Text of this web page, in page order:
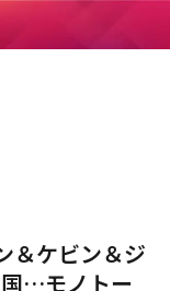
＆ケビン＆ジ
…モノトー